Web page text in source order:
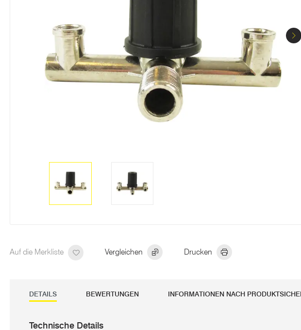
Auf die Merkliste Vergleichen Drucken
DETAILS BEWERTUNGEN INFORMATIONEN NACH
Technische Details